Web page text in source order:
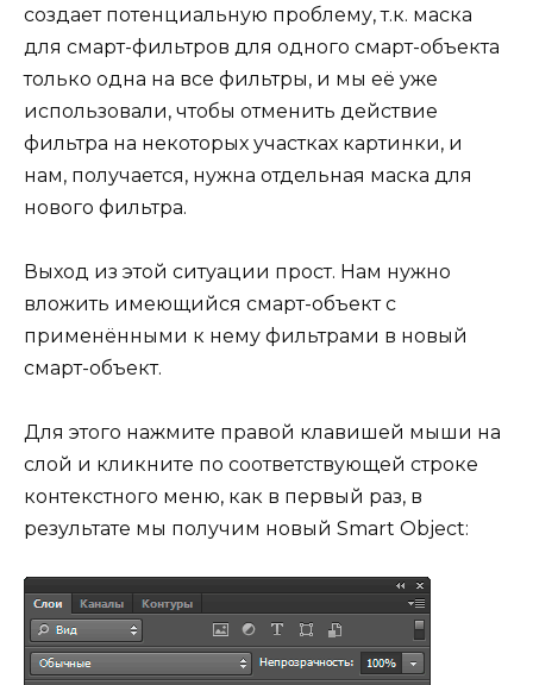
создает потенциальную проблему, т.к. маска
для смарт-фильтров для одного смарт-объекта
только одна на все фильтры, и мы её уже
использовали, чтобы отменить действие
фильтра на некоторых участках картинки, и
нам, получается, нужна отдельная маска для
нового фильтра.
Выход из этой ситуации прост. Нам нужно
вложить имеющийся смарт-объект с
применёнными к нему фильтрами в новый
смарт-объект.
Для этого нажмите правой клавишей мыши на
слой и кликните по соответствующей строке
контекстного меню, как в первый раз, в
результате мы получим новый Smart Object: